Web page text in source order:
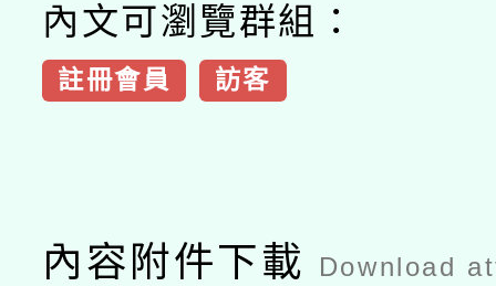
內文可瀏覽群組：
註冊會員 訪客
內容附件下載 Download